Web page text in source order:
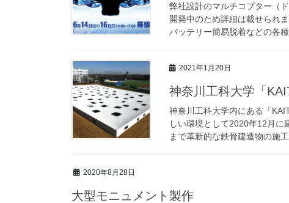
弊社設計のマルチコプター（
開発中のため詳細は載せられ
バッテリー簡易脱着などの各
2021年1月20日
神奈川工科大学「
神奈川工科大学内にある「
しい環境として2020年12月に
まで革新的な鉄骨建造物の施
2020年8月28日
大型モニュメント製作